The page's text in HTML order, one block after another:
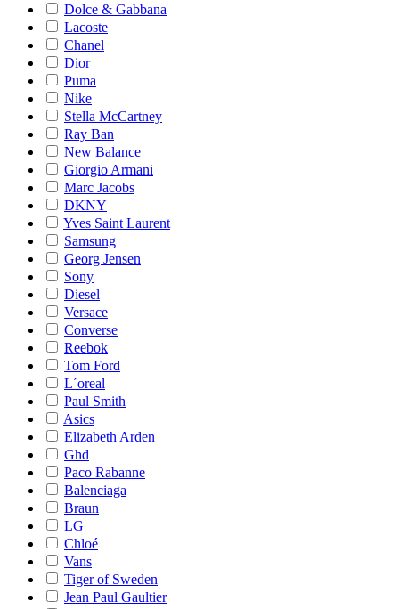
Dolce & Gabbana
Lacoste
Chanel
Dior
Puma
Nike
Stella McCartney
Ray Ban
New Balance
Giorgio Armani
Marc Jacobs
DKNY
Yves Saint Laurent
Samsung
Georg Jensen
Sony
Diesel
Versace
Converse
Reebok
Tom Ford
L´oreal
Paul Smith
Asics
Elizabeth Arden
Ghd
Paco Rabanne
Balenciaga
Braun
LG
Chloé
Vans
Tiger of Sweden
Jean Paul Gaultier